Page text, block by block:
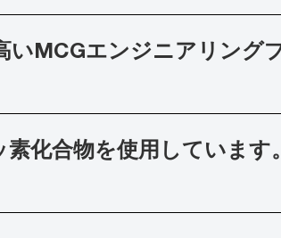
いMCGエンジニアリング
化合物を使用しています